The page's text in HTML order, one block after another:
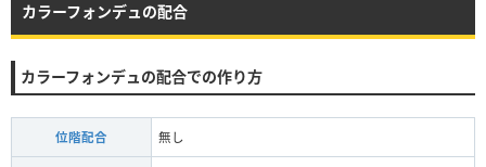
カラーフォンデュの配合
カラーフォンデュの配合での作り方
位階配合 無し